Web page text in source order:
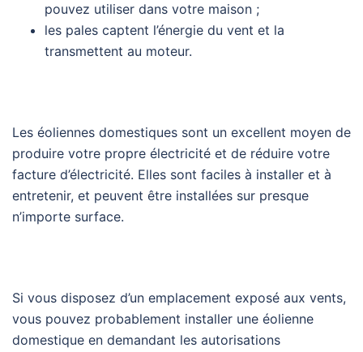
pouvez utiliser dans votre maison ;
les pales captent l’énergie du vent et la
transmettent au moteur.
Les éoliennes domestiques sont un excellent moyen de
produire votre propre électricité et de réduire votre
facture d’électricité. Elles sont faciles à installer et à
entretenir, et peuvent être installées sur presque
n’importe surface.
Si vous disposez d’un emplacement exposé aux vents,
vous pouvez probablement installer une éolienne
domestique en demandant les autorisations